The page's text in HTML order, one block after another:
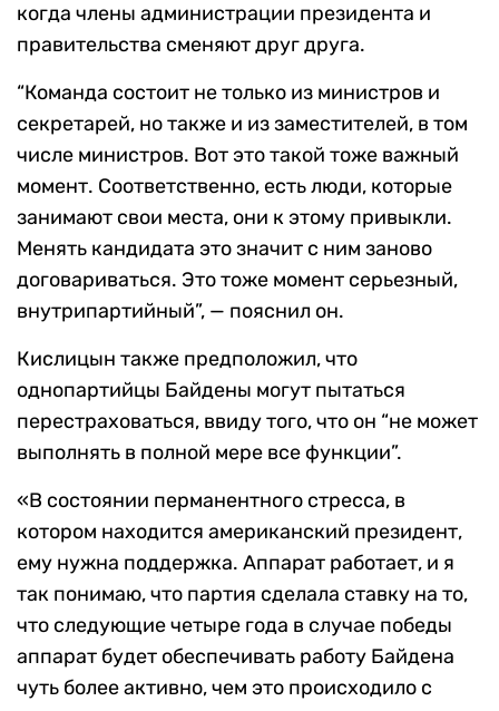
когда члены администрации президента и
правительства сменяют друг друга.
“Команда состоит не только из министров и
секретарей, но также и из заместителей, в том
числе министров. Вот это такой тоже важный
момент. Соответственно, есть люди, которые
занимают свои места, они к этому привыкли.
Менять кандидата это значит с ним заново
договариваться. Это тоже момент серьезный,
внутрипартийный”, — пояснил он.
Кислицын также предположил, что
однопартийцы Байдены могут пытаться
перестраховаться, ввиду того, что он “не может
выполнять в полной мере все функции”.
«В состоянии перманентного стресса, в
котором находится американский президент,
ему нужна поддержка. Аппарат работает, и я
так понимаю, что партия сделала ставку на то,
что следующие четыре года в случае победы
аппарат будет обеспечивать работу Байдена
чуть более активно, чем это происходило с